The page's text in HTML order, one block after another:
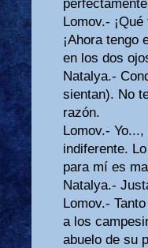
Lomov.-
¡Ahora tengo
en los dos
Natalya.-
sientan). No
razón.
Lomov.-
indiferente.
para mí es
Natalya.-
Lomov.-
a los
abuelo de su